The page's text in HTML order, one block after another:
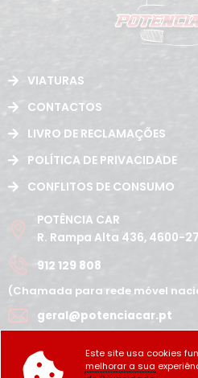
VIATURAS
CONTACTOS
LIVRO DE RECLAMAÇÕES
POLÍTICA DE PRIVACIDADE
CONFLITOS DE CONSUMO
POTÊNCIA CAR
R. Rampa Alta 436, 4600-
912 129 808
(Chamada para rede móvel
geral@potenciacar.pt
10:00h - 12:30h | 14h 19:30h
Este site usa cookies
melhorar a sua